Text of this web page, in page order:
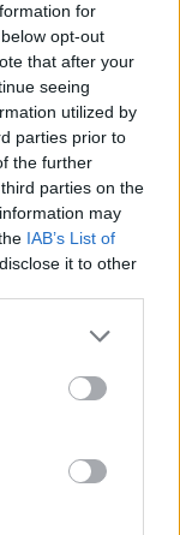
for
opt-out
that after your
seeing
utilized by
parties prior to
the further
parties on the
may
IAB’s List of
it to other
naszą
.
KSIĘŻA